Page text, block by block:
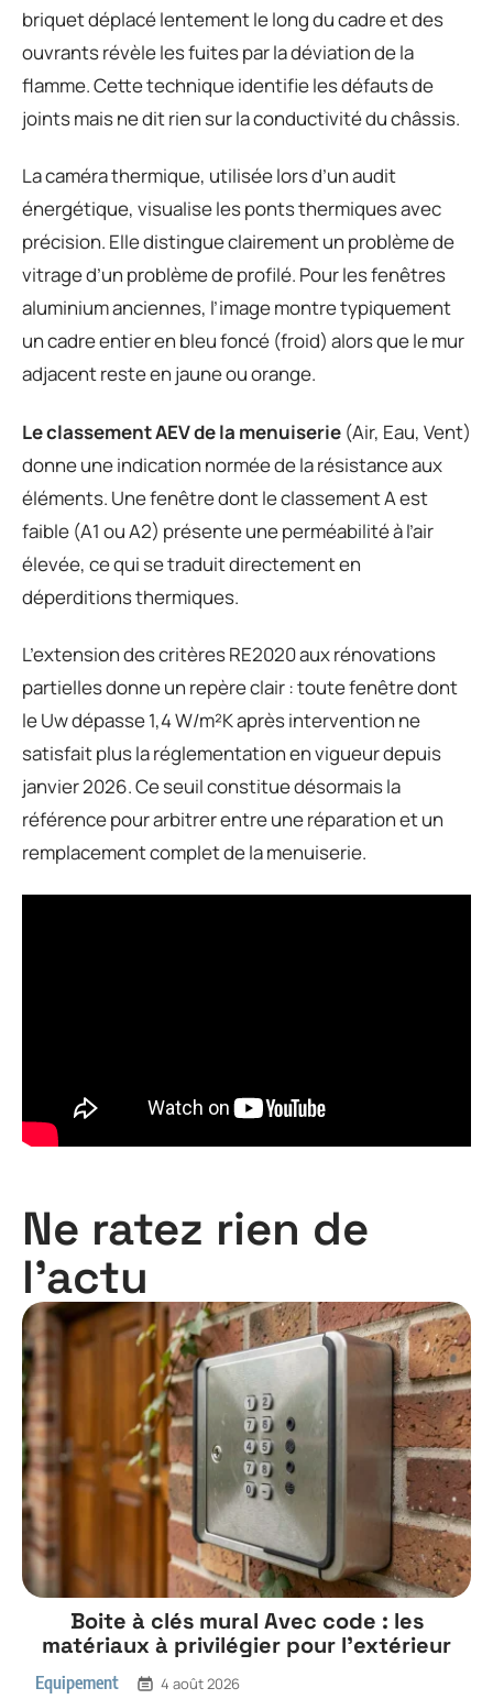
briquet déplacé lentement le long du cadre et des
ouvrants révèle les fuites par la déviation de la
flamme. Cette technique identifie les défauts de
joints mais ne dit rien sur la conductivité du châssis.
La caméra thermique, utilisée lors d’un audit
énergétique, visualise les ponts thermiques avec
précision. Elle distingue clairement un problème de
vitrage d’un problème de profilé. Pour les fenêtres
aluminium anciennes, l’image montre typiquement
un cadre entier en bleu foncé (froid) alors que le mur
adjacent reste en jaune ou orange.
Le classement AEV de la menuiserie (Air, Eau, Vent)
donne une indication normée de la résistance aux
éléments. Une fenêtre dont le classement A est
faible (A1 ou A2) présente une perméabilité à l’air
élevée, ce qui se traduit directement en
déperditions thermiques.
L’extension des critères RE2020 aux rénovations
partielles donne un repère clair : toute fenêtre dont
le Uw dépasse 1,4 W/m²K après intervention ne
satisfait plus la réglementation en vigueur depuis
janvier 2026. Ce seuil constitue désormais la
référence pour arbitrer entre une réparation et un
remplacement complet de la menuiserie.
Ne ratez rien de
l'actu
Boite à clés mural Avec code : les
matériaux à privilégier pour l’extérieur
Equipement 4 août 2026